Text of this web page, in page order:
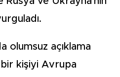
olumsuz açıklama
kişiyi Avrupa